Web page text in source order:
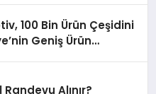
100 Bin Ürün Çeşidini
Geniş Ürün
Randevu Alınır?